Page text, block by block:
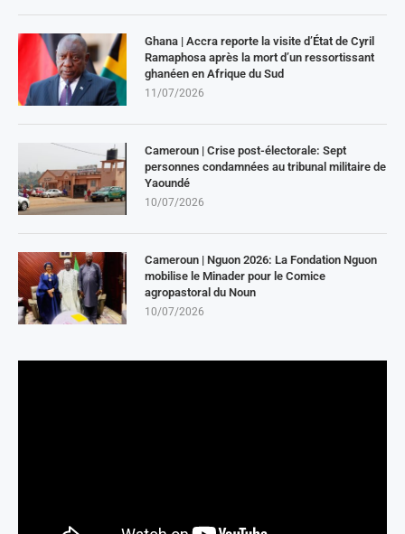
Ghana | Accra reporte la visite d’État de Cyril
Ramaphosa après la mort d’un ressortissant
ghanéen en Afrique du Sud
11/07/2026
Cameroun | Crise post-électorale: Sept
personnes condamnées au tribunal militaire de
Yaoundé
10/07/2026
Cameroun | Nguon 2026: La Fondation Nguon
mobilise le Minader pour le Comice
agropastoral du Noun
10/07/2026